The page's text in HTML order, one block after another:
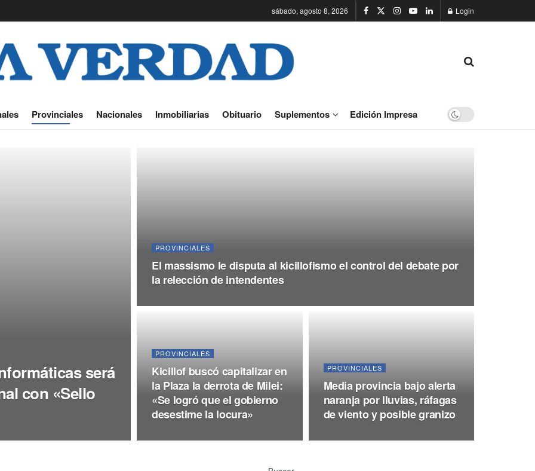
sábado, agosto 8, 2026 Login
Provinciales Nacionales Inmobiliarias Obituario Suplementos Edición Impresa
será
con «Sello
PROVINCIALES
El massismo le disputa al kicillofismo el control del debate por
la relección de intendentes
PROVINCIALES
Kicillof buscó capitalizar en
la Plaza la derrota de Milei:
«Se logró que el gobierno
desestime la locura»
PROVINCIALES
Media provincia bajo alerta
naranja por lluvias, ráfagas
de viento y posible granizo